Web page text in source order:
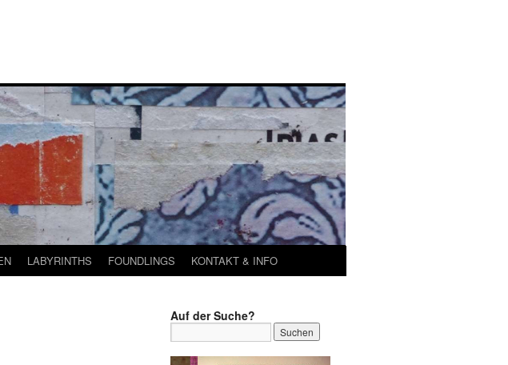
LABYRINTHS FOUNDLINGS KONTAKT & INFO
Auf der Suche?